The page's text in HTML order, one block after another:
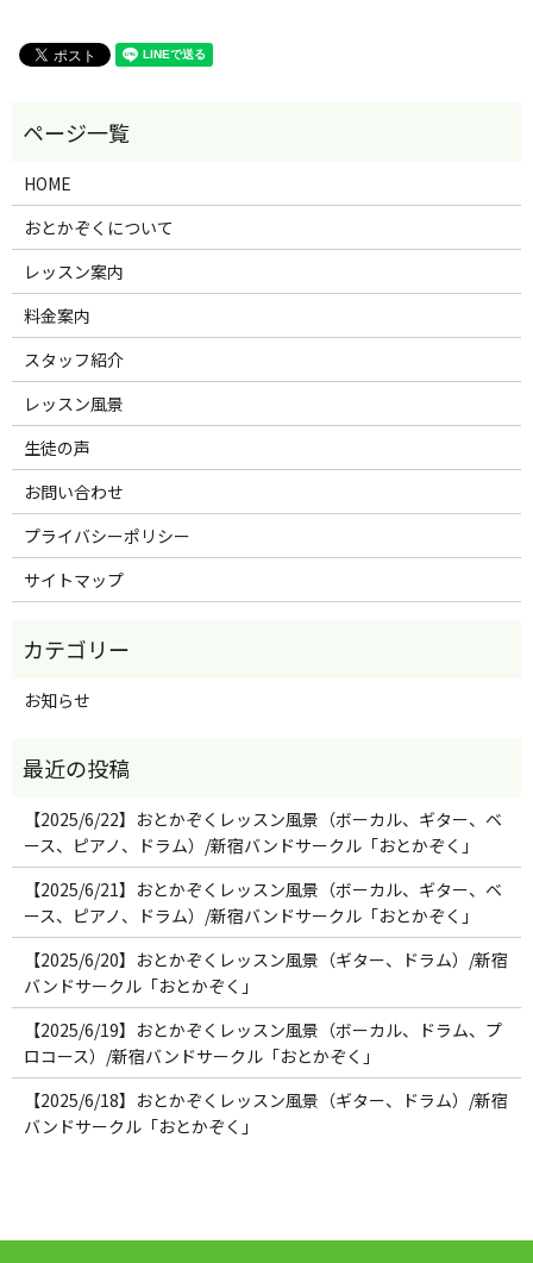
HOME
おとかぞくについて
レッスン案内
料金案内
スタッフ紹介
レッスン風景
生徒の声
お問い合わせ
プライバシーポリシー
サイトマップ
お知らせ
【2025/6/22】おとかぞくレッスン風景（ボーカル、ギター、ベ
ース、ピアノ、ドラム）/新宿バンドサークル「おとかぞく」
【2025/6/21】おとかぞくレッスン風景（ボーカル、ギター、ベ
ース、ピアノ、ドラム）/新宿バンドサークル「おとかぞく」
【2025/6/20】おとかぞくレッスン風景（ギター、ドラム）/新宿
バンドサークル「おとかぞく」
【2025/6/19】おとかぞくレッスン風景（ボーカル、ドラム、プ
ロコース）/新宿バンドサークル「おとかぞく」
【2025/6/18】おとかぞくレッスン風景（ギター、ドラム）/新宿
バンドサークル「おとかぞく」